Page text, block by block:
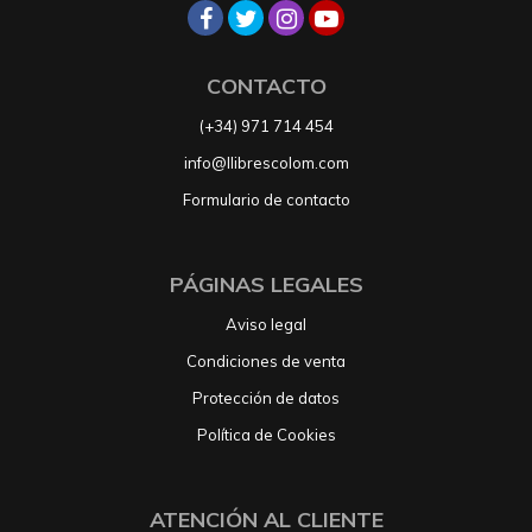
CONTACTO
(+34) 971 714 454
info@llibrescolom.com
Formulario de contacto
PÁGINAS LEGALES
Aviso legal
Condiciones de venta
Protección de datos
Política de Cookies
ATENCIÓN AL CLIENTE